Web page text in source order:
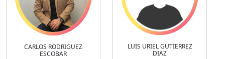
CARLOS RODRIGUEZ
ESCOBAR
LUIS URIEL GUTIERREZ
DIAZ